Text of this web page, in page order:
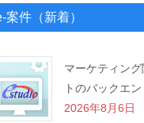
案件（新着）
マーケティン
トのバックエ
2026年8月6日